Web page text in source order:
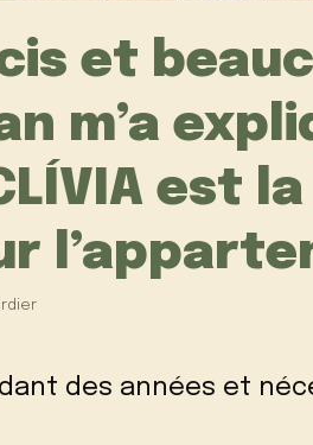
et
m’a
est
des années et